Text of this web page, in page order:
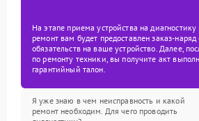
На этапе приема устройства на
ремонт вам будет предоставлен заказ-
обязательств на ваше устройство. Далее,
по ремонту техники, вы получите акт
гарантийный талон.
Я уже знаю в чем неисправность и какой
ремонт необходим. Для чего проводить